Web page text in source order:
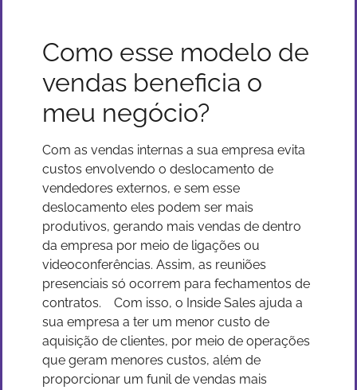
Como esse modelo de
vendas beneficia o
meu negócio?
Com as vendas internas a sua empresa evita
custos envolvendo o deslocamento de
vendedores externos, e sem esse
deslocamento eles podem ser mais
produtivos, gerando mais vendas de dentro
da empresa por meio de ligações ou
videoconferências. Assim, as reuniões
presenciais só ocorrem para fechamentos de
contratos.
Com isso, o Inside Sales ajuda a
sua empresa a ter um menor custo de
aquisição de clientes, por meio de operações
que geram menores custos, além de
proporcionar um funil de vendas mais